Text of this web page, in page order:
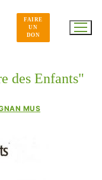
FAIRE
UN
DON
des Enfants"
MUS